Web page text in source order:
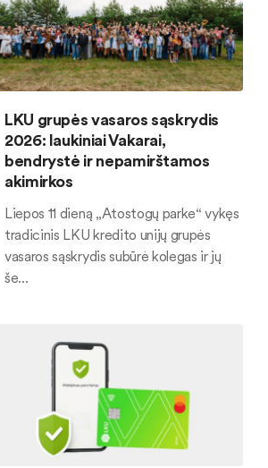
LKU grupės vasaros sąskrydis
2026: laukiniai Vakarai,
bendrystė ir nepamirštamos
akimirkos
Liepos 11 dieną „Atostogų parke“ vykęs
tradicinis LKU kredito unijų grupės
vasaros sąskrydis subūrė kolegas ir jų
še...